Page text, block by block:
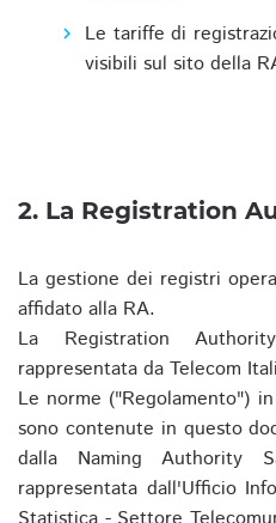
Le tariffe di
visibili sul sito della
2. La Registration
La gestione dei registri
affidato alla RA.
La Registration
rappresentata da Telecom
Le norme ("Regolamento")
sono contenute in questo
dalla Naming Authority
rappresentata dall'Ufficio